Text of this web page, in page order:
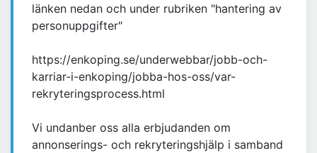
länken nedan och under rubriken "hantering av
personuppgifter"
https://enkoping.se/underwebbar/jobb-och-
karriar-i-enkoping/jobba-hos-oss/var-
rekryteringsprocess.html
Vi undanber oss alla erbjudanden om
annonserings- och rekryteringshjälp i samband